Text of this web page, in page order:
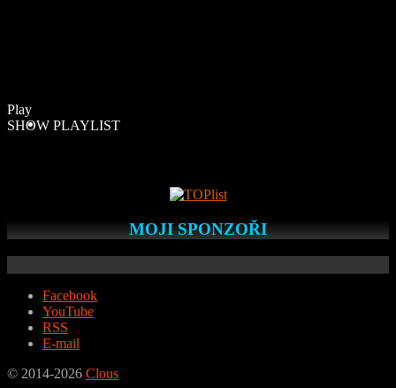
Play
SHOW PLAYLIST
MOJI SPONZOŘI
Facebook
YouTube
RSS
E-mail
© 2014-2026 Clous